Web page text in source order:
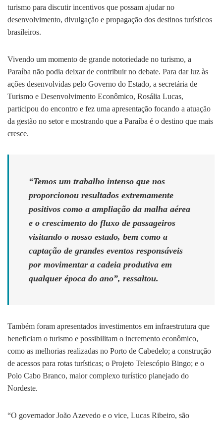
turismo para discutir incentivos que possam ajudar no
desenvolvimento, divulgação e propagação dos destinos turísticos
brasileiros.
Vivendo um momento de grande notoriedade no turismo, a
Paraíba não podia deixar de contribuir no debate. Para dar luz às
ações desenvolvidas pelo Governo do Estado, a secretária de
Turismo e Desenvolvimento Econômico, Rosália Lucas,
participou do encontro e fez uma apresentação focando a atuação
da gestão no setor e mostrando que a Paraíba é o destino que mais
cresce.
“Temos um trabalho intenso que nos
proporcionou resultados extremamente
positivos como a ampliação da malha aérea
e o crescimento do fluxo de passageiros
visitando o nosso estado, bem como a
captação de grandes eventos responsáveis
por movimentar a cadeia produtiva em
qualquer época do ano”, ressaltou.
Também foram apresentados investimentos em infraestrutura que
beneficiam o turismo e possibilitam o incremento econômico,
como as melhorias realizadas no Porto de Cabedelo; a construção
de acessos para rotas turísticas; o Projeto Telescópio Bingo; e o
Polo Cabo Branco, maior complexo turístico planejado do
Nordeste.
“O governador João Azevedo e o vice, Lucas Ribeiro, são